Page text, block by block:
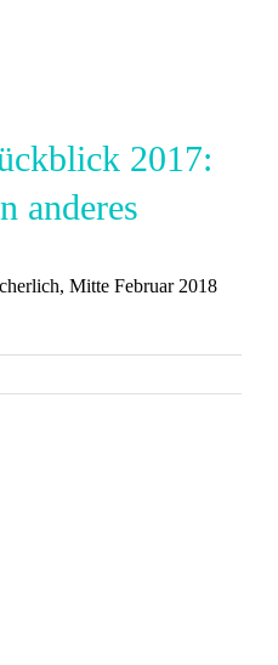
2017:
anderes
Mitte Februar 2018